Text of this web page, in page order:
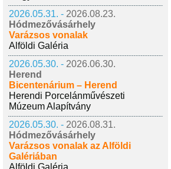
2026.05.31. - 2026.08.23.
Hódmezővásárhely
Varázsos vonalak
Alföldi Galéria
2026.05.30. - 2026.06.30.
Herend
Bicentenárium – Herend
Herendi Porcelánművészeti
Múzeum Alapítvány
2026.05.30. - 2026.08.31.
Hódmezővásárhely
Varázsos vonalak az Alföldi
Galériában
Alföldi Galéria